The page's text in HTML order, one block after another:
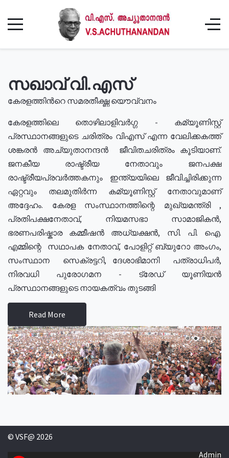
സഖാവ് വി.എസ്
കേരളത്തിൻറെ സമരതീക്ഷ്ണ യൌവ്വനം
കേരളത്തിലെ തൊഴിലാളിവർഗ്ഗ - കമ്യൂണിസ്റ്റ്
പ്രസ്ഥാനങ്ങളുടെ ചരിത്രം വിഎസ് എന്ന വേലിക്കകത്ത്
ശങ്കരൻ അച്യുതാനന്ദൻ ജീവിതചരിത്രം കൂടിയാണ്.
ജനകീയ രാഷ്ട്രീയ നേതാവും ജനപക്ഷ
രാഷ്ട്രീയപ്രവർത്തകനും ഇന്ത്യയിലെ ജീവിച്ചിരിക്കുന്ന
ഏറ്റവും തലമുതിർന്ന കമ്യൂണിസ്റ്റ് നേതാവുമാണ്
അദ്ദേഹം. കേരള സംസ്ഥാനത്തിന്റെ മുഖ്യമന്ത്രി ,
പ്രതിപക്ഷനേതാവ്, നിയമസഭാ സാമാജികൻ,
ഭരണപരിഷ്കാര കമ്മീഷൻ അധ്യക്ഷൻ, സി. പി. ഐ.
എമ്മിന്റെ സഥാപക നേതാവ്, പോളിറ്റ് ബ്യുറോ അംഗം,
സംസ്ഥാന സെക്രട്ടറി, ദേശാഭിമാനി പത്രാധിപർ,
നിരവധി പുരോഗമന - ട്രേഡ് യൂണിയൻ
പ്രസ്ഥാനങ്ങളുടെ നായകത്വം തുടങ്ങി
Read More
© VSF@ 2026
Admin